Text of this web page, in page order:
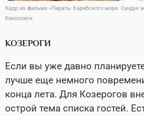
Кадр из фильма «Пираты Карибского моря. Сундук
Кинопоиск
КОЗЕРОГИ
Если вы уже давно
лучше еще немного
конца лета. Для Козерогов
острой тема списка гостей.